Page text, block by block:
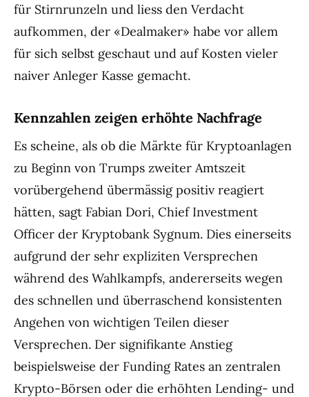
für Stirnrunzeln und liess den Verdacht
aufkommen, der «Dealmaker» habe vor allem
für sich selbst geschaut und auf Kosten vieler
naiver Anleger Kasse gemacht.
Kennzahlen zeigen erhöhte Nachfrage
Es scheine, als ob die Märkte für Kryptoanlagen
zu Beginn von Trumps zweiter Amtszeit
vorübergehend übermässig positiv reagiert
hätten, sagt Fabian Dori, Chief Investment
Officer der Kryptobank Sygnum. Dies einerseits
aufgrund der sehr expliziten Versprechen
während des Wahlkampfs, andererseits wegen
des schnellen und überraschend konsistenten
Angehen von wichtigen Teilen dieser
Versprechen. Der signifikante Anstieg
beispielsweise der Funding Rates an zentralen
Krypto-Börsen oder die erhöhten Lending- und